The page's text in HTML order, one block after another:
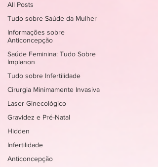
All Posts
Tudo sobre Saúde da Mulher
Informações sobre
Anticoncepção
Saúde Feminina: Tudo Sobre
Implanon
Tudo sobre Infertilidade
Cirurgia Minimamente Invasiva
Laser Ginecológico
Gravidez e Pré-Natal
Hidden
Infertilidade
Anticoncepção